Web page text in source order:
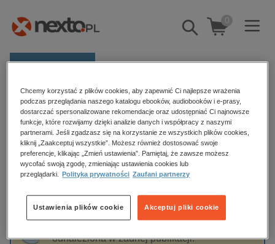
Pokaż/schowaj
wyszukiwarkę
0
E-prasa
Kategorie
Zobacz wszystkie E-prasa
budownictwo, aranżacja wnętrz
biznesowe, branżowe, gospodarka
edukacja
hobby, sport, rozrywka
Strona główna Mikki Daughtry
Mikki Daughtry
Sortowanie Filtrowanie
odnaleziona w żadnej publikacji.
Chcemy korzystać z plików cookies, aby zapewnić Ci najlepsze wrażenia
podczas przeglądania naszego katalogu ebooków, audiobooków i e-prasy,
dostarczać spersonalizowane rekomendacje oraz udostępniać Ci najnowsze
funkcje, które rozwijamy dzięki analizie danych i współpracy z naszymi
partnerami. Jeśli zgadzasz się na korzystanie ze wszystkich plików cookies,
kliknij „Zaakceptuj wszystkie”. Możesz również dostosować swoje
preferencje, klikając „Zmień ustawienia”. Pamiętaj, że zawsze możesz
wycofać swoją zgodę, zmieniając ustawienia cookies lub
przeglądarki.
Polityka prywatności Zaufani partnerzy
Akceptuj pliki cookie
Ustawienia plików cookie